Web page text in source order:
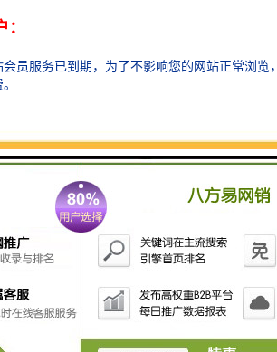
信畅通无阻
中，检查井也扮演着重要的角色。它们
了必要的保护和支撑，确保了通信信号